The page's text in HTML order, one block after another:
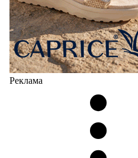
Реклама